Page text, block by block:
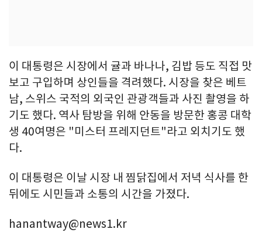
이 대통령은 시장에서 귤과 바나나, 김밥 등도 직접 맛
보고 구입하며 상인들을 격려했다. 시장을 찾은 베트
남, 스위스 국적의 외국인 관광객들과 사진 촬영을 하
기도 했다. 역사 탐방을 위해 안동을 방문한 홍콩 대학
생 40여명은 "미스터 프레지던트"라고 외치기도 했
다.
이 대통령은 이날 시장 내 찜닭집에서 저녁 식사를 한
뒤에도 시민들과 소통의 시간을 가졌다.
hanantway@news1.kr